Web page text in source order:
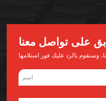
ابق على تواصل معنا